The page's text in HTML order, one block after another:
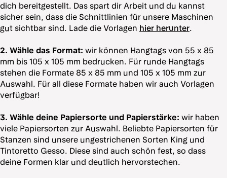
dich bereitgestellt. Das spart dir Arbeit und du kannst
sicher sein, dass die Schnittlinien für unsere Maschinen
gut sichtbar sind. Lade die Vorlagen hier herunter.
2. Wähle das Format: wir können Hangtags von 55 x 85
mm bis 105 x 105 mm bedrucken. Für runde Hangtags
stehen die Formate 85 x 85 mm und 105 x 105 mm zur
Auswahl. Für all diese Formate haben wir auch Vorlagen
verfügbar!
3. Wähle deine Papiersorte und Papierstärke: wir haben
viele Papiersorten zur Auswahl. Beliebte Papiersorten für
Stanzen sind unsere ungestrichenen Sorten King und
Tintoretto Gesso. Diese sind auch schön fest, so dass
deine Formen klar und deutlich hervorstechen.